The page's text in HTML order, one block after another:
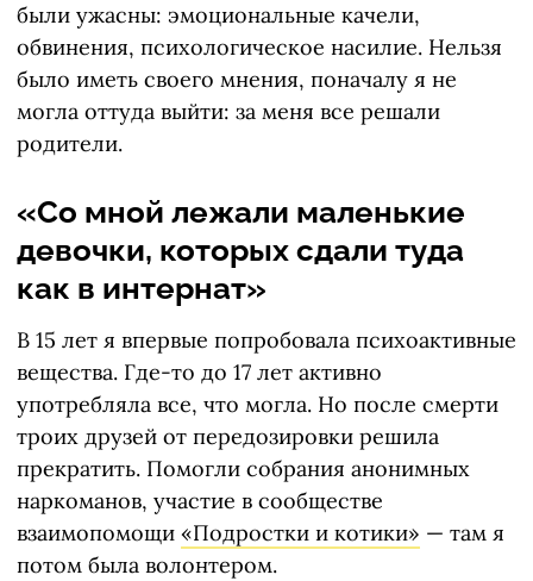
были ужасны: эмоциональные качели,
обвинения, психологическое насилие. Нельзя
было иметь своего мнения, поначалу я не
могла оттуда выйти: за меня все решали
родители.
«Со мной лежали маленькие
девочки, которых сдали туда
как в интернат»
В 15 лет я впервые попробовала психоактивные
вещества. Где-то до 17 лет активно
употребляла все, что могла. Но после смерти
троих друзей от передозировки решила
прекратить. Помогли собрания анонимных
наркоманов, участие в сообществе
взаимопомощи «Подростки и котики» — там я
потом была волонтером.